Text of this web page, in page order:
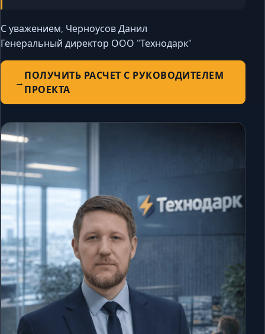
С уважением, Черноусов Данил
Генеральный директор ООО "Технодарк"
ПОЛУЧИТЬ РАСЧЕТ С РУКОВОДИТЕЛЕМ
ПРОЕКТА